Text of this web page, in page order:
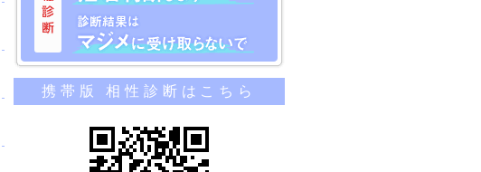
名前だけのカンタン相性診断
意外に当たってるかも
二人の名前を姓名判断します
相性の吉凶を占います
相手の苗字で姓名判断します
携帯版 相性診断はこちら